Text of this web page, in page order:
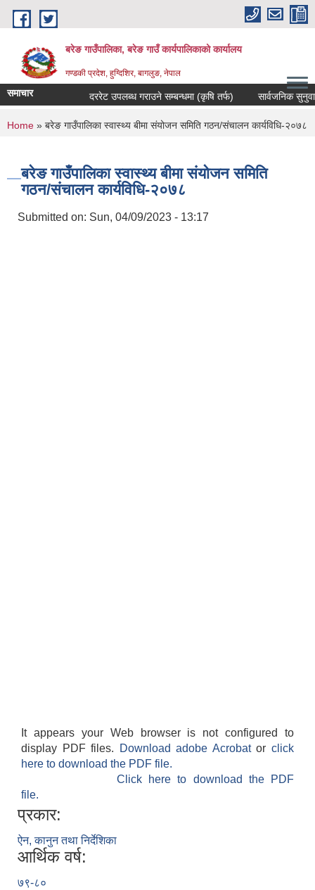
Skip to main content
बरेङ गाउँपालिका, बरेङ गाउँ कार्यपालिकाको कार्यालय
गण्डकी प्रदेश, हुग्दिशिर, बागलुङ, नेपाल
समाचार दररेट उपलब्ध गराउने सम्बन्धमा (कृषि तर्फ) सार्वजनिक सुनुवाइ
You are here
Home » बरेङ गाउँपालिका स्वास्थ्य बीमा संयोजन समिति गठन/संचालन कार्यविधि-२०७८
बरेङ गाउँपालिका स्वास्थ्य बीमा संयोजन समिति
गठन/संचालन कार्यविधि-२०७८
Submitted on: Sun, 04/09/2023 - 13:17
It appears your Web browser is not configured to
display PDF files.
Download adobe Acrobatorclick
here to download the PDF file.
Click here to download the PDF
file.
प्रकार:
ऐन, कानुन तथा निर्देशिका
आर्थिक वर्ष:
७९-८०